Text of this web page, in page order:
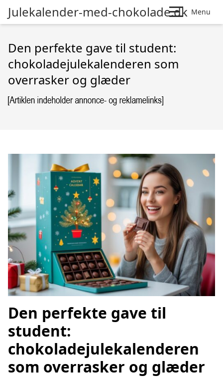
Julekalender-med-chokolade.dk Menu
Den perfekte gave til student:
chokoladejulekalenderen som
overrasker og glæder
Den perfekte gave til
student:
chokoladejulekalenderen
som overrasker og glæder